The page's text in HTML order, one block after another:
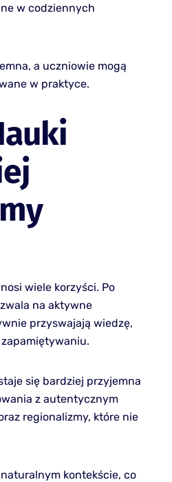
w codziennych
a uczniowie mogą
w praktyce.
wiele korzyści. Po
na aktywne
przyswajają wiedzę,
się bardziej przyjemna
z autentycznym
regionalizmy, które nie
kontekście, co